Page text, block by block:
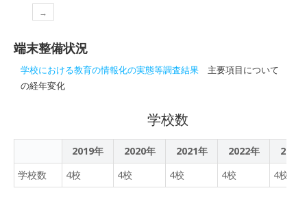
芦屋東小学校の子ども達に
にはアンケートをお願いし
ました。 回答の中には、
「学級担任の先生と児童の
関係が良好で、 支持的風土
のある温かい雰囲気の中で
授業が展開されて いた」
も達は、 勇気を振り絞って
が返ってきてドキドキして
達と相談しながらなんとか
応える姿が見られました。
授業の最 初は、みな表情が
持ち込み、RGBと音声端子
ています。※① ■TVの画面
上で書き込んだり、教材を
動かすことが出来ませんの
で、教科書 のｲﾗｽﾄの印刷物
やﾌﾞﾛｯｸ教材(磁石付 き)をﾎ
ﾜｲﾄﾎﾞｰﾄﾞに貼り付けて利用
を8分割にして投影し、教
に利用しました。※① ■校
会ｲﾍﾞﾝﾄが始まりました。
委員会の児童全員で、ﾊﾟｿｺ
ﾝ・ｶﾒﾗ操作および司会進行
の授業は、保存した写真を
見な がら朝顔の絵を作成し
自分の朝顔の花や葉っぱ、
蔓の様子を色鉛筆を使い分
けながら描 きました。 授
業の様子２ ■朝顔の絵を先
生に提出した児童は、 順次
→
端末整備状況
学校における教育の情報化の実態等調査結果 主要項目について
の経年変化
学校数
2019年 2020年 2021年 2022年
2023
学校数
4校 4校 4校 4校 4校